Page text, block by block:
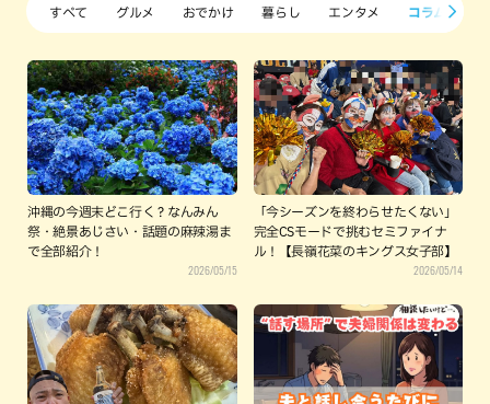
すべて グルメ おでかけ 暮らし エンタメ コラム
沖縄の今週末どこ行く？なんみん
祭・絶景あじさい・話題の麻辣湯ま
で全部紹介！
2026/05/15
「今シーズンを終わらせたくない」
完全CSモードで挑むセミファイナ
ル！【長嶺花菜のキングス女子部】
2026/05/14